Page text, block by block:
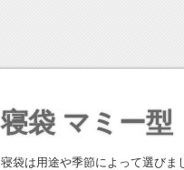
寝袋 マミー型
寝袋は用途や季節によって選びま